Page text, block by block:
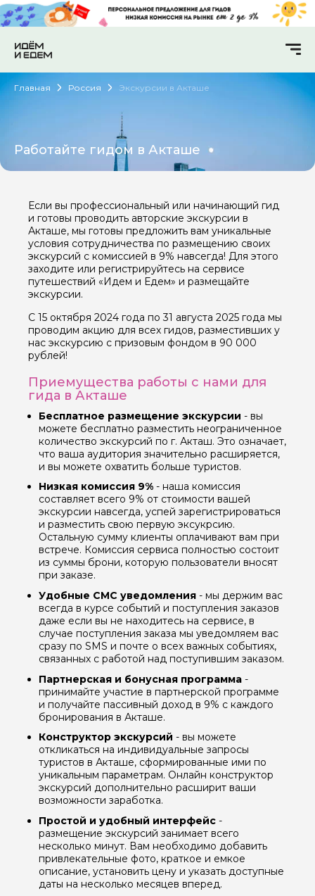
Главная Россия Экскурсии в Акташе
Работайте гидом в Акташе
Если вы профессиональный или начинающий гид
и готовы проводить авторские экскурсии в
Акташе, мы готовы предложить вам уникальные
условия сотрудничества по размещению своих
экскурсий с комиссией в 9% навсегда! Для этого
заходите или регистрируйтесь на сервисе
путешествий «Идем и Едем» и размещайте
экскурсии.
С 15 октября 2024 года по 31 августа 2025 года мы
проводим акцию для всех гидов, разместивших у
нас экскурсию с призовым фондом в 90 000
рублей!
Приемущества работы с нами для
гида в Акташе
Бесплатное размещение экскурсии - вы
можете бесплатно разместить неограниченное
количество экскурсий по г. Акташ. Это означает,
что ваша аудитория значительно расширяется,
и вы можете охватить больше туристов.
Низкая комиссия 9% - наша комиссия
составляет всего 9% от стоимости вашей
экскурсии навсегда, успей зарегистрироваться
и разместить свою первую эксукрсию.
Остальную сумму клиенты оплачивают вам при
встрече. Комиссия сервиса полностью состоит
из суммы брони, которую пользователи вносят
при заказе.
Удобные СМС уведомления - мы держим вас
всегда в курсе событий и поступления заказов
даже если вы не находитесь на сервисе, в
случае поступления заказа мы уведомляем вас
сразу по SMS и почте о всех важных событиях,
связанных с работой над поступившим заказом.
Партнерская и бонусная программа -
принимайте участие в партнерской программе
и получайте пассивный доход в 9% с каждого
бронирования в Акташе.
Конструктор экскурсий - вы можете
откликаться на индивидуальные запросы
туристов в Акташе, сформированные ими по
уникальным параметрам. Онлайн конструктор
экскурсий дополнительно расширит ваши
возможности заработка.
Простой и удобный интерфейс -
размещение экскурсий занимает всего
несколько минут. Вам необходимо добавить
привлекательные фото, краткое и емкое
описание, установить цену и указать доступные
даты на несколько месяцев вперед.